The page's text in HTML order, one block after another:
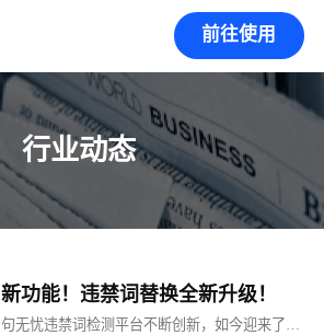
前往使用
行业动态
新功能！违禁词替换全新升级！
句无忧违禁词检测平台不断创新，如今迎来了重